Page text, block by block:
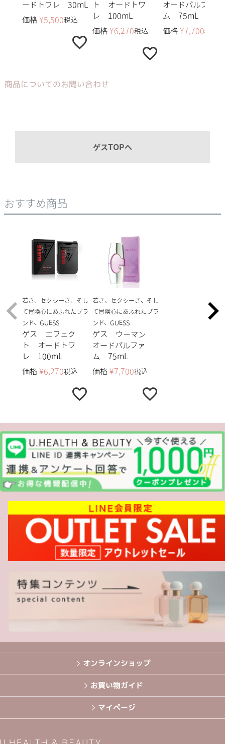
ードトワレ 30mL
価格 ¥5,500税込
ト オードトワ
レ 100mL
価格 ¥6,270税込
オードパルファ
ム 75mL
価格 ¥7,700税込
商品についてのお問い合わせ
ゲスTOPへ
おすすめ商品
若さ、セクシーさ、そし
て冒険心にあふれたブラ
ンド、GUESS
ゲス エフェク
ト オードトワ
レ 100mL
価格 ¥6,270税込
若さ、セクシーさ、そし
て冒険心にあふれたブラ
ンド、GUESS
ゲス ウーマン
オードパルファ
ム 75mL
価格 ¥7,700税込
オンラインショップ
お買い物ガイド
マイページ